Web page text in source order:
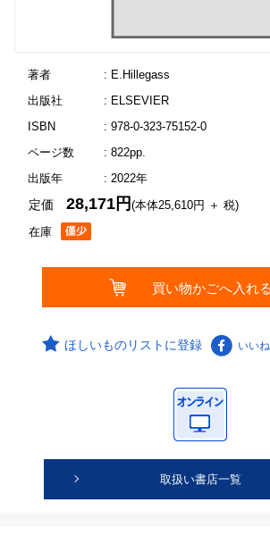
著者
: E.Hillegass
出版社
: ELSEVIER
ISBN
: 978-0-323-75152-0
ページ数
: 822pp.
出版年
: 2022年
在庫
定価28,171円(本体25,610円 ＋ 税)
ほしいものリストに登録 いいね
取扱い書店一覧